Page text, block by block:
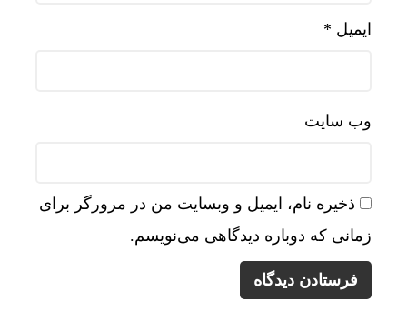
ایمیل *
وب‌ سایت
ذخیره نام، ایمیل و وبسایت من در مرورگر برای
زمانی که دوباره دیدگاهی می‌نویسم.